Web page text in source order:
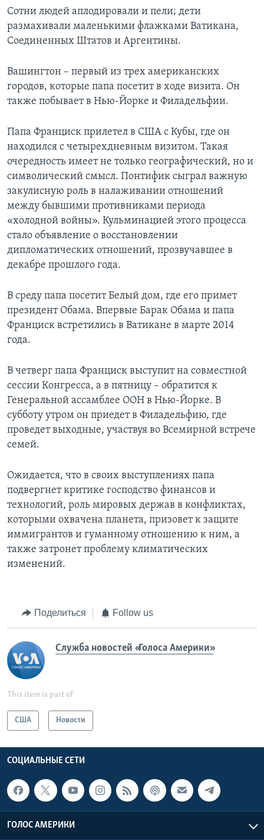
Сотни людей аплодировали и пели; дети
размахивали маленькими флажками Ватикана,
Соединенных Штатов и Аргентины.
Вашингтон – первый из трех американских
городов, которые папа посетит в ходе визита. Он
также побывает в Нью-Йорке и Филадельфии.
Папа Франциск прилетел в США с Кубы, где он
находился с четырехдневным визитом. Такая
очередность имеет не только географический, но и
символический смысл. Понтифик сыграл важную
закулисную роль в налаживании отношений
между бывшими противниками периода
«холодной войны». Кульминацией этого процесса
стало объявление о восстановлении
дипломатических отношений, прозвучавшее в
декабре прошлого года.
В среду папа посетит Белый дом, где его примет
президент Обама. Впервые Барак Обама и папа
Франциск встретились в Ватикане в марте 2014
года.
В четверг папа Франциск выступит на совместной
сессии Конгресса, а в пятницу – обратится к
Генеральной ассамблее ООН в Нью-Йорке. В
субботу утром он приедет в Филадельфию, где
проведет выходные, участвуя во Всемирной встрече
семей.
Ожидается, что в своих выступлениях папа
подвергнет критике господство финансов и
технологий, роль мировых держав в конфликтах,
которыми охвачена планета, призовет к защите
иммигрантов и гуманному отношению к ним, а
также затронет проблему климатических
изменений.
Поделиться Follow us
Служба новостей «Голоса Америки»
This item is part of
США Новости
СОЦИАЛЬНЫЕ СЕТИ
ГОЛОС АМЕРИКИ